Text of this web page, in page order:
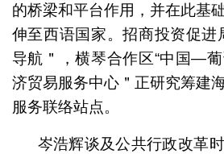
的桥梁和平台作用，并在此基
伸至西语国家。招商投资促进
导航＂，横琴合作区“中国—
济贸易服务中心＂正研究筹建
服务联络站点。
岑浩辉谈及公共行政改革